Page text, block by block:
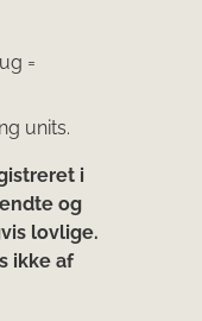
=
units.
i
og
lovlige.
ikke af